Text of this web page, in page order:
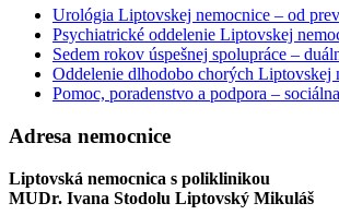
Urológia Liptovskej nemocnice – od
Psychiatrické oddelenie Liptovskej
Sedem rokov úspešnej spolupráce –
Oddelenie dlhodobo chorých Liptovskej
Pomoc, poradenstvo a podpora –
Adresa nemocnice
Liptovská nemocnica s poliklinikou
MUDr. Ivana Stodolu Liptovský Mikuláš